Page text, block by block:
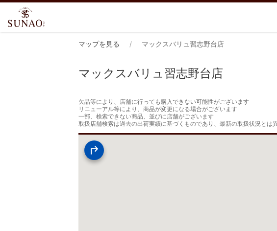
マップを見る マックスバリュ習志野台店
マックスバリュ習志野台店
欠品等により、店舗に行っても購入できない可能性がございます
リニューアル等により、商品が変更になる場合がございます
一部、検索できない商品、並びに店舗がございます
取扱店舗検索は過去の出荷実績に基づくものであり、最新の取扱状況とは